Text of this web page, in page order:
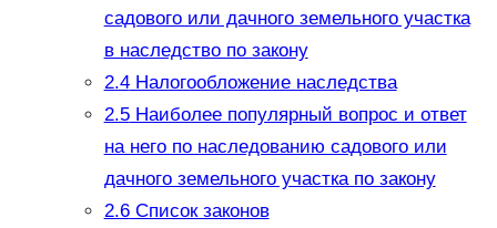
садового или дачного земельного участка
в наследство по закону
2.4Налогообложение наследства
2.5Наиболее популярный вопрос и ответ
на него по наследованию садового или
дачного земельного участка по закону
2.6Список законов